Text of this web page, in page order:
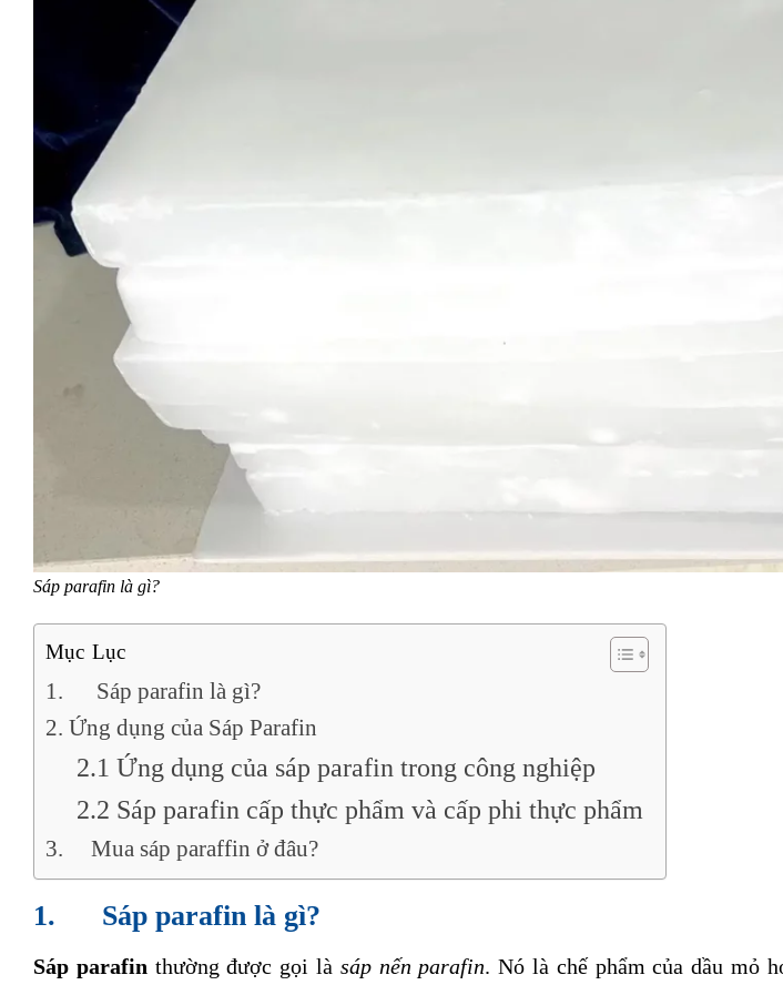
Sáp parafin là gì?
Mục Lục
1. Sáp parafin là gì?
2. Ứng dụng của Sáp Parafin
2.1 Ứng dụng của sáp parafin trong công nghiệp
2.2 Sáp parafin cấp thực phẩm và cấp phi thực phẩm
3. Mua sáp paraffin ở đâu?
1. Sáp parafin là gì?
Sáp parafin thường được gọi là sáp nến parafin. Nó là chế phẩm của dầu mỏ